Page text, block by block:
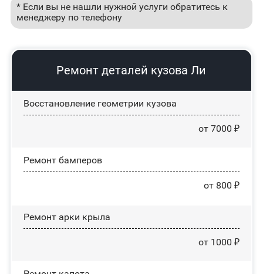
* Если вы не нашли нужной услуги обратитесь к
менеджеру по телефону
Ремонт деталей кузова Ли
Восстановление геометрии кузова
от 7000 ₽
Ремонт бамперов
от 800 ₽
Ремонт арки крыла
от 1000 ₽